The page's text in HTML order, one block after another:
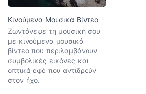
Κινούμενα Μουσικά Βίντεο
Ζωντάνεψε τη μουσική σου
με κινούμενα μουσικά
βίντεο που περιλαμβάνουν
συμβολικές εικόνες και
οπτικά εφέ που αντιδρούν
στον ήχο.